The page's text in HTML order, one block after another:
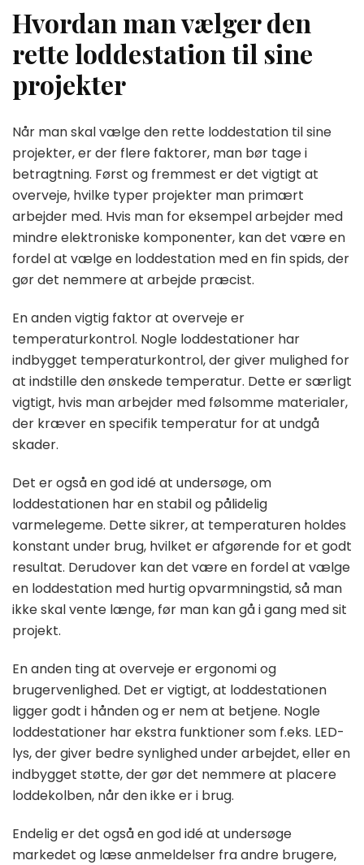
Hvordan man vælger den
rette loddestation til sine
projekter
Når man skal vælge den rette loddestation til sine
projekter, er der flere faktorer, man bør tage i
betragtning. Først og fremmest er det vigtigt at
overveje, hvilke typer projekter man primært
arbejder med. Hvis man for eksempel arbejder med
mindre elektroniske komponenter, kan det være en
fordel at vælge en loddestation med en fin spids, der
gør det nemmere at arbejde præcist.
En anden vigtig faktor at overveje er
temperaturkontrol. Nogle loddestationer har
indbygget temperaturkontrol, der giver mulighed for
at indstille den ønskede temperatur. Dette er særligt
vigtigt, hvis man arbejder med følsomme materialer,
der kræver en specifik temperatur for at undgå
skader.
Det er også en god idé at undersøge, om
loddestationen har en stabil og pålidelig
varmelegeme. Dette sikrer, at temperaturen holdes
konstant under brug, hvilket er afgørende for et godt
resultat. Derudover kan det være en fordel at vælge
en loddestation med hurtig opvarmningstid, så man
ikke skal vente længe, før man kan gå i gang med sit
projekt.
En anden ting at overveje er ergonomi og
brugervenlighed. Det er vigtigt, at loddestationen
ligger godt i hånden og er nem at betjene. Nogle
loddestationer har ekstra funktioner som f.eks. LED-
lys, der giver bedre synlighed under arbejdet, eller en
indbygget støtte, der gør det nemmere at placere
loddekolben, når den ikke er i brug.
Endelig er det også en god idé at undersøge
markedet og læse anmeldelser fra andre brugere,